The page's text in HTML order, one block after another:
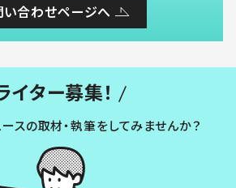
い合わせページへ
イター募集！
スの取材・執筆をしてみませんか？